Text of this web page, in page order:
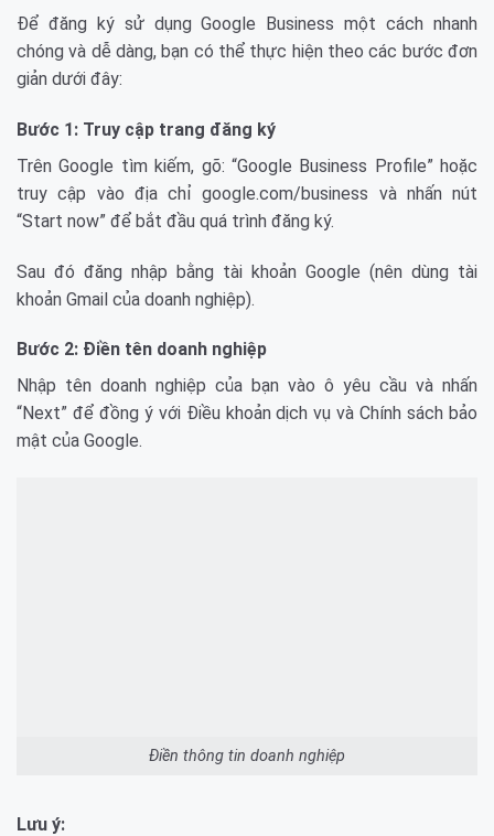
Để đăng ký sử dụng Google Business một cách nhanh
chóng và dễ dàng, bạn có thể thực hiện theo các bước đơn
giản dưới đây:
Bước 1: Truy cập trang đăng ký
Trên Google tìm kiếm, gõ: “Google Business Profile” hoặc
truy cập vào địa chỉ google.com/business và nhấn nút
“Start now” để bắt đầu quá trình đăng ký.
Sau đó đăng nhập bằng tài khoản Google (nên dùng tài
khoản Gmail của doanh nghiệp).
Bước 2: Điền tên doanh nghiệp
Nhập tên doanh nghiệp của bạn vào ô yêu cầu và nhấn
“Next” để đồng ý với Điều khoản dịch vụ và Chính sách bảo
mật của Google.
Điền thông tin doanh nghiệp
Lưu ý: